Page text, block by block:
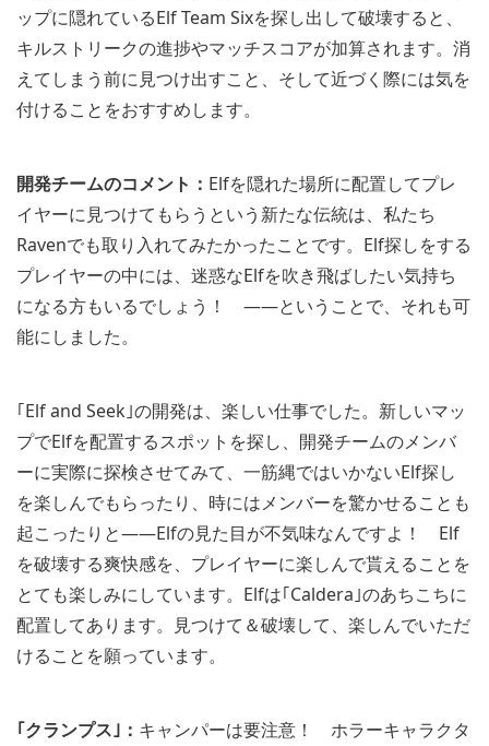
ップに隠れているElf Team Sixを探し出して破壊すると、
キルストリークの進捗やマッチスコアが加算されます。消
えてしまう前に見つけ出すこと、そして近づく際には気を
付けることをおすすめします。
開発チームのコメント： Elfを隠れた場所に配置してプレ
イヤーに見つけてもらうという新たな伝統は、私たち
Ravenでも取り入れてみたかったことです。Elf探しをする
プレイヤーの中には、迷惑なElfを吹き飛ばしたい気持ち
になる方もいるでしょう！ ――ということで、それも可
能にしました。
｢Elf and Seek｣の開発は、楽しい仕事でした。新しいマッ
プでElfを配置するスポットを探し、開発チームのメンバ
ーに実際に探検させてみて、一筋縄ではいかないElf探し
を楽しんでもらったり、時にはメンバーを驚かせることも
起こったりと――Elfの見た目が不気味なんですよ！ Elf
を破壊する爽快感を、プレイヤーに楽しんで貰えることを
とても楽しみにしています。Elfは｢Caldera｣のあちこちに
配置してあります。見つけて＆破壊して、楽しんでいただ
けることを願っています。
｢クランプス｣： キャンパーは要注意！ ホラーキャラクタ